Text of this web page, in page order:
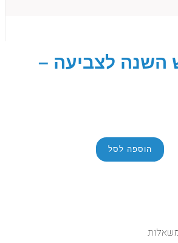
השנה לצביעה –
הוספה לסל